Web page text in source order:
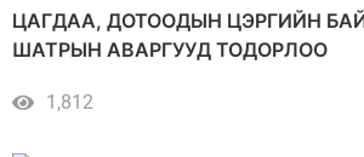
ЦАГДАА, ДОТООДЫН ЦЭРГИЙН
ШАТРЫН АВАРГУУД ТОДОРЛОО
1,812